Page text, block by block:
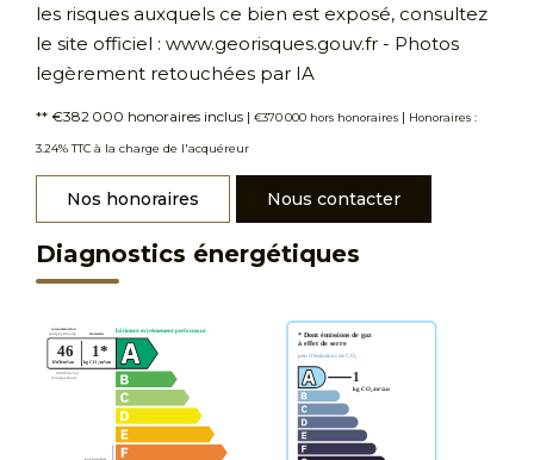
les risques auxquels ce bien est exposé, consultez
le site officiel : www.georisques.gouv.fr - Photos
legèrement retouchées par IA
** €382 000 honoraires inclus | €370 000 hors honoraires | Honoraires :
3.24% TTC à la charge de l'acquéreur
Nos honoraires Nous contacter
Diagnostics énergétiques